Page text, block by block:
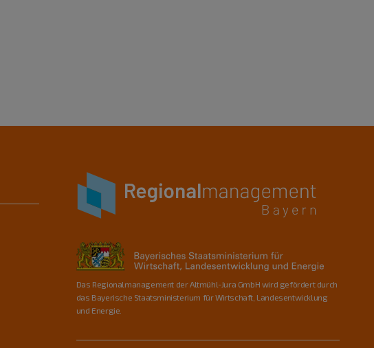
Das Regionalmanagement der Altmühl-Jura GmbH wird gefördert durch
das Bayerische Staatsministerium für Wirtschaft, Landesentwicklung
und Energie.